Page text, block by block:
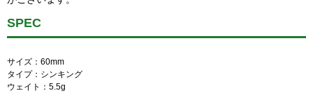
SPEC
サイズ：60mm
タイプ：シンキング
ウェイト：5.5g